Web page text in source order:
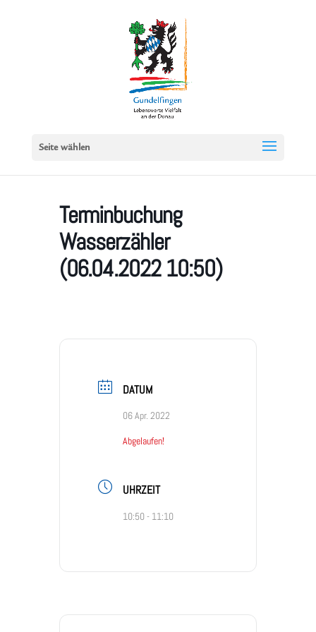
Seite wählen
Terminbuchung
Wasserzähler
(06.04.2022 10:50)
DATUM
06 Apr. 2022
Abgelaufen!
UHRZEIT
10:50 - 11:10